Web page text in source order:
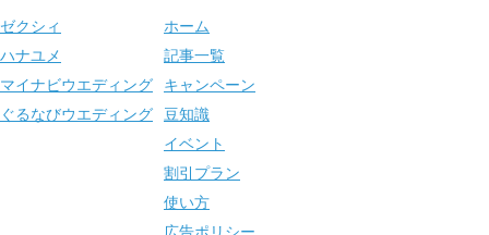
ゼクシィ
ハナユメ
マイナビウエディング
ぐるなびウエディング
ホーム
記事一覧
キャンペーン
豆知識
イベント
割引プラン
使い方